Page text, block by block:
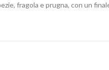
fragola e prugna, con un